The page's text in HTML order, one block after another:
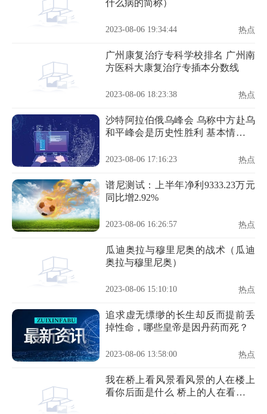
什么病的简称）
2023-08-06 19:34:44 热点
广州康复治疗专科学校排名 广州南
方医科大康复治疗专插本分数线
2023-08-06 18:23:38 热点
沙特阿拉伯俄乌峰会 乌称中方赴乌
和平峰会是历史性胜利 基本情况讲
2023-08-06 17:16:23 热点
谱尼测试：上半年净利9333.23万元
同比增2.92%
2023-08-06 16:26:57 热点
瓜迪奥拉与穆里尼奥的战术（瓜迪
奥拉与穆里尼奥）
2023-08-06 15:10:10 热点
追求虚无缥缈的长生却反而提前丢
掉性命，哪些皇帝是因丹药而死？
2023-08-06 13:58:00 热点
我在桥上看风景看风景的人在楼上
看你后面是什么 桥上的人在看风景